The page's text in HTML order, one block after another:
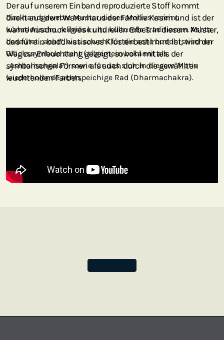
Der auf unserem Einband reproduzierte Stoff kommt
direkt aus dem Warenhaus der Familie Kasim und ist der
wahre Ausdruck ihres kulturellen Erbes. In diesem Muster,
das für ein buddhistisches Kloster bestimmt ist, wird der
Weg zur Erleuchtung gezeigt, sowohl mittels der
symbolischen Formen als auch durch die gewählten
leuchtenden Farben.
unserem Ashta-Muster tiefgründig und vielfältig. Am
bedeutet „acht“) bekannt sind.
Das handgewebte Muster dieses Motivs vereint
künstlerische, religiöse und kulturelle Traditionen. Ashta
bedeutet „acht“, was sowohl für die acht buddhistischen
Glückssymbole steht (allgemein bekannt als
„Ashtamangala“) sowie für das sich in diesem Motiv
wiederholende achtspeichige Rad (Dharmachakra).